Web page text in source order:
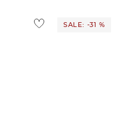
SALE: -31 %